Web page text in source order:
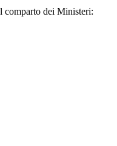
comparto dei Ministeri: